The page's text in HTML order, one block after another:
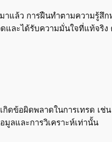
แล้ว การฝืนทำตามความรู้สึก
และได้รับความมั่นใจที่แท้จริง
ดข้อผิดพลาดในการเทรด เช่
ลและการวิเคราะห์เท่านั้น